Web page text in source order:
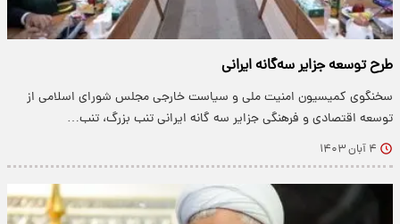
طرح توسعه جزایر سه‌گانه ایرانی
سخنگوی کمیسیون امنیت ملی و سیاست خارجی مجلس شورای اسلامی از
توسعه اقتصادی و فرهنگی جزایر سه گانه ایرانی تنب بزرگ، تنب…
۴ آبان ۱۴۰۳